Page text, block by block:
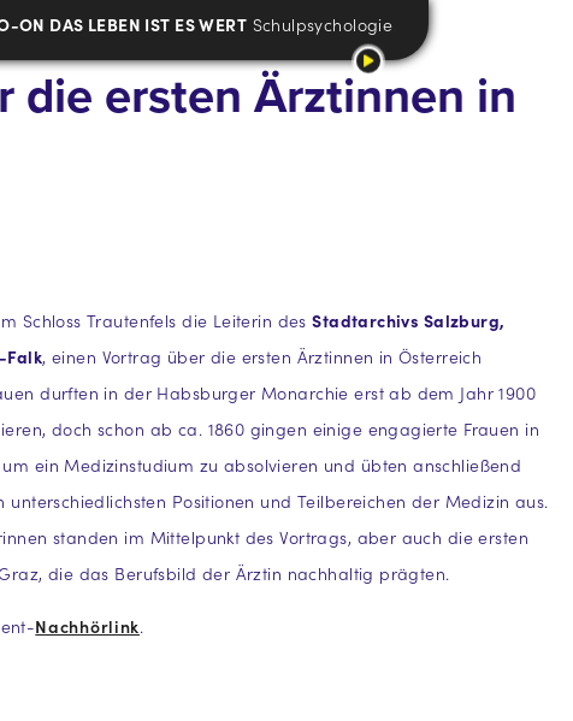
ON DAS LEBEN IST ES WERT Schulpsychologie
die ersten Ärztinnen in
Schloss Trautenfels die Leiterin desStadtarchivs Salzburg,
Falk, einen Vortrag über die ersten Ärztinnen in Österreich
durften in der Habsburger Monarchie erst ab dem Jahr 1900
doch schon ab ca. 1860 gingen einige engagierte Frauen in
ein Medizinstudium zu absolvieren und übten anschließend
unterschiedlichsten Positionen und Teilbereichen der Medizin aus.
standen im Mittelpunkt des Vortrags, aber auch die ersten
die das Berufsbild der Ärztin nachhaltig prägten.
Nachhörlink.